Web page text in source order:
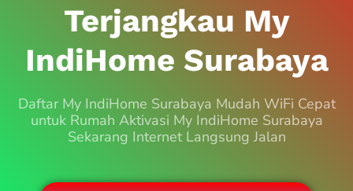
Terjangkau My
IndiHome Surabaya
Daftar My IndiHome Surabaya Mudah WiFi Cepat
untuk Rumah Aktivasi My IndiHome Surabaya
Sekarang Internet Langsung Jalan